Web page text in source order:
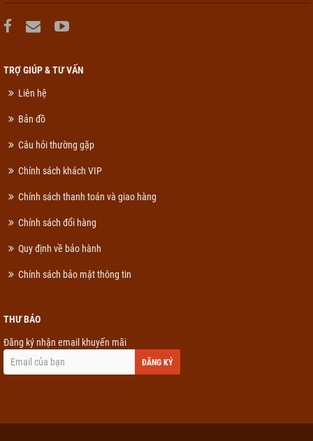
TRỢ GIÚP & TƯ VẤN
Liên hệ
Bản đồ
Câu hỏi thường gặp
Chính sách khách VIP
Chính sách thanh toán và giao hàng
Chính sách đổi hàng
Quy định về bảo hành
Chính sách bảo mật thông tin
THƯ BÁO
Đăng ký nhận email khuyến mãi
ĐĂNG KÝ